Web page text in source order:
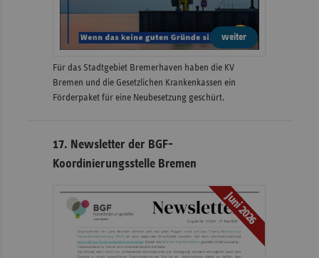
weiter
Für das Stadtgebiet Bremerhaven haben die KV
Bremen und die Gesetzlichen Krankenkassen ein
Förderpaket für eine Neubesetzung geschürt.
17. Newsletter der BGF-
Koordinierungsstelle Bremen
Juni 2026